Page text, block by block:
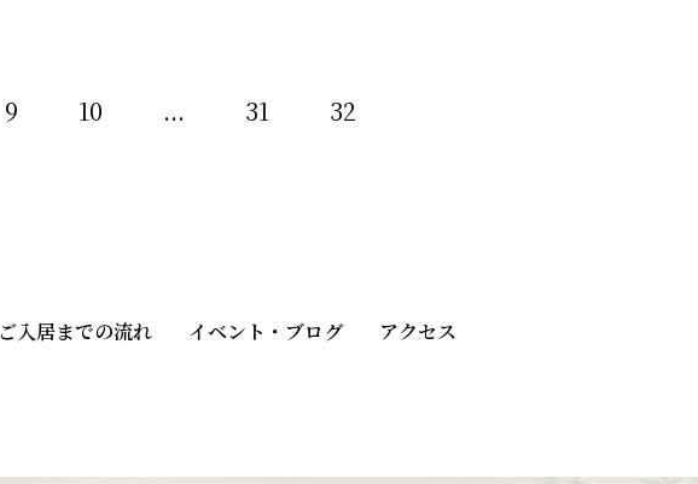
9 10 ... 31 32
ご入居までの流れ イベント・ブログ アクセス